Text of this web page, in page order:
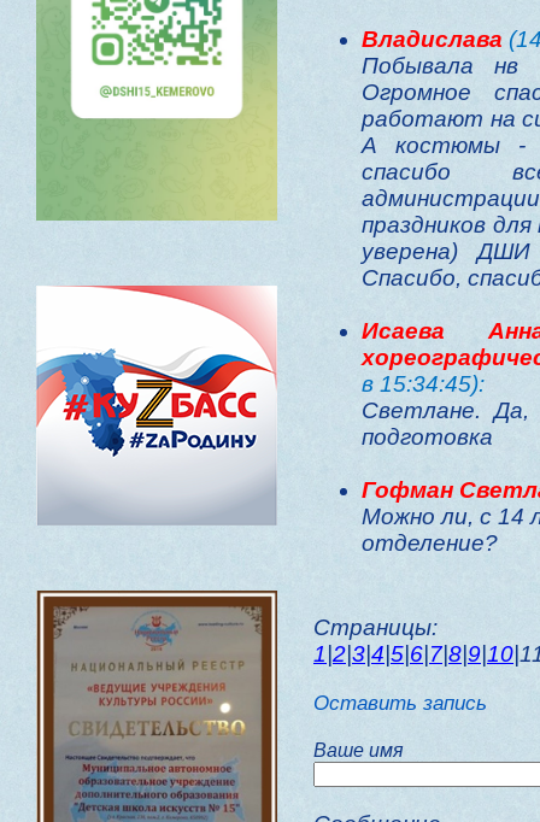
Владислава
Побывала нв
Огромное
работают на
А костюмы -
спасибо
праздников
уверена)
Спасибо,
Исаева
в 15:34:45):
Светлане. Да,
подготовка
Гофман
Можно ли, с 14
отделение?
Страницы:
1 2 3 4 5 6 7 8 9 10
Оставить запись
Ваше имя